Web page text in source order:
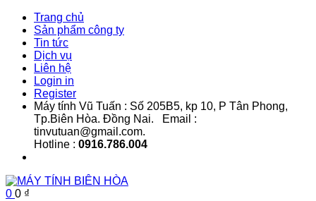
Trang chủ
Sản phẩm công ty
Tin tức
Dịch vụ
Liên hệ
Login in
Register
Máy tính Vũ Tuấn : Số 205B5, kp 10, P Tân Phong,
Tp.Biên Hòa. Đồng Nai. Email :
tinvutuan@gmail.com.
Hotline : 0916.786.004
0 0 ₫